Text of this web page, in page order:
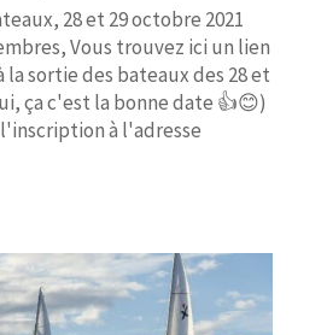
28 et 29 octobre 2021
Vous trouvez ici un lien
sortie des bateaux des 28 et
ça c'est la bonne date 👍😊)
à l'adresse